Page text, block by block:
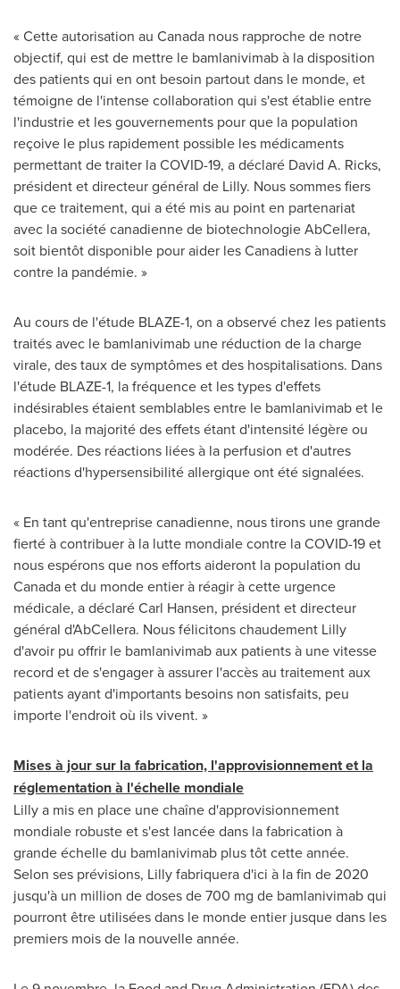
« Cette autorisation au Canada nous rapproche de notre
objectif, qui est de mettre le bamlanivimab à la disposition
des patients qui en ont besoin partout dans le monde, et
témoigne de l'intense collaboration qui s'est établie entre
l'industrie et les gouvernements pour que la population
reçoive le plus rapidement possible les médicaments
permettant de traiter la COVID-19, a déclaré David A. Ricks,
président et directeur général de Lilly. Nous sommes fiers
que ce traitement, qui a été mis au point en partenariat
avec la société canadienne de biotechnologie AbCellera,
soit bientôt disponible pour aider les Canadiens à lutter
contre la pandémie. »
Au cours de l'étude BLAZE-1, on a observé chez les patients
traités avec le bamlanivimab une réduction de la charge
virale, des taux de symptômes et des hospitalisations. Dans
l'étude BLAZE-1, la fréquence et les types d'effets
indésirables étaient semblables entre le bamlanivimab et le
placebo, la majorité des effets étant d'intensité légère ou
modérée. Des réactions liées à la perfusion et d'autres
réactions d'hypersensibilité allergique ont été signalées.
« En tant qu'entreprise canadienne, nous tirons une grande
fierté à contribuer à la lutte mondiale contre la COVID-19 et
nous espérons que nos efforts aideront la population du
Canadaet du monde entier à réagir à cette urgence
médicale, a déclaréCarl Hansen, président et directeur
général d'AbCellera. Nous félicitons chaudement Lilly
d'avoir pu offrir le bamlanivimab aux patients à une vitesse
record et de s'engager à assurer l'accès au traitement aux
patients ayant d'importants besoins non satisfaits, peu
importe l'endroit où ils vivent. »
Mises à jour sur la fabrication, l'approvisionnement et la
réglementation à l'échelle mondiale
Lilly a mis en place une chaîne d'approvisionnement
mondiale robuste et s'est lancée dans la fabrication à
grande échelle du bamlanivimab plus tôt cette année.
Selon ses prévisions, Lilly fabriquera d'ici à la fin de 2020
jusqu'à un million de doses de 700 mg de bamlanivimab qui
pourront être utilisées dans le monde entier jusque dans les
premiers mois de la nouvelle année.